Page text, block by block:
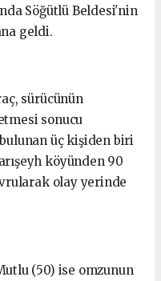
Söğütlü Beldesi'nin
geldi.
sürücünün
sonucu
üç kişiden biri
köyünden 90
olay yerinde
(50) ise omzunun